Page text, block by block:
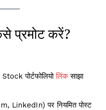
प्रमोट करें?
पोर्टफोलियोलिंकसाझा
LinkedIn) पर नियमित पोस्ट